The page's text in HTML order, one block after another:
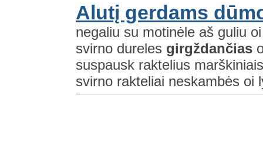
Alutį gerdams
negaliu su motinėle aš guliu
svirno dureles girgždančias
suspausk raktelius
svirno rakteliai neskambės